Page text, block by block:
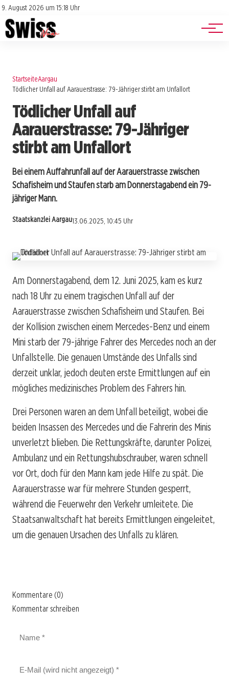
9. August 2026 um 15:18 Uhr
Impressum
Datenschutz
Jobs
Events
StartseiteAargau
Tödlicher Unfall auf Aarauerstrasse: 79-Jähriger stirbt am Unfallort
Tödlicher Unfall auf
Aarauerstrasse: 79-Jähriger
stirbt am Unfallort
Bei einem Auffahrunfall auf der Aarauerstrasse zwischen
Schafisheim und Staufen starb am Donnerstagabend ein 79-
jähriger Mann.
Staatskanzlei Aargau13.06.2025, 10:45 Uhr
Am Donnerstagabend, dem 12. Juni 2025, kam es kurz
nach 18 Uhr zu einem tragischen Unfall auf der
Aarauerstrasse zwischen Schafisheim und Staufen. Bei
der Kollision zwischen einem Mercedes-Benz und einem
Mini starb der 79-jährige Fahrer des Mercedes noch an der
Unfallstelle. Die genauen Umstände des Unfalls sind
derzeit unklar, jedoch deuten erste Ermittlungen auf ein
mögliches medizinisches Problem des Fahrers hin.
Drei Personen waren an dem Unfall beteiligt, wobei die
beiden Insassen des Mercedes und die Fahrerin des Minis
unverletzt blieben. Die Rettungskräfte, darunter Polizei,
Ambulanz und ein Rettungshubschrauber, waren schnell
vor Ort, doch für den Mann kam jede Hilfe zu spät. Die
Aarauerstrasse war für mehrere Stunden gesperrt,
während die Feuerwehr den Verkehr umleitete. Die
Staatsanwaltschaft hat bereits Ermittlungen eingeleitet,
um die genauen Ursachen des Unfalls zu klären.
Kommentare (0)
Kommentar schreiben